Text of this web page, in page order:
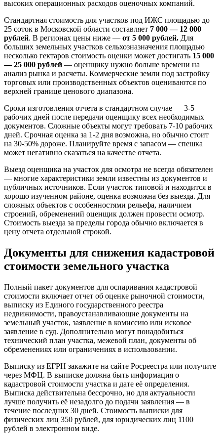
высоких операционных расходов оценочных компаний.
Стандартная стоимость для участков под ИЖС площадью до
25 соток в Московской области составляет 7 000 — 12 000
рублей. В регионах цены ниже — от 5 000 рублей. Для
больших земельных участков сельхозназначения площадью
несколько гектаров стоимость оценки может достигать 15 000
— 25 000 рублей — оценщику нужно больше времени на
анализ рынка и расчеты. Коммерческие земли под застройку
торговых или производственных объектов оцениваются по
верхней границе ценового диапазона.
Сроки изготовления отчета в стандартном случае — 3-5
рабочих дней после передачи оценщику всех необходимых
документов. Сложные объекты могут требовать 7-10 рабочих
дней. Срочная оценка за 1-2 дня возможна, но обычно стоит
на 30-50% дороже. Планируйте время с запасом — спешка
может негативно сказаться на качестве отчета.
Выезд оценщика на участок для осмотра не всегда обязателен
— многие характеристики земли известны из документов и
публичных источников. Если участок типовой и находится в
хорошо изученном районе, оценка возможна без выезда. Для
сложных объектов с особенностями рельефа, наличием
строений, обременений оценщик должен провести осмотр.
Стоимость выезда за пределы города обычно включается в
цену отчета отдельной строкой.
Документы для снижения кадастровой
стоимости земельного участка
Полный пакет документов для оспаривания кадастровой
стоимости включает отчет об оценке рыночной стоимости,
выписку из Единого государственного реестра
недвижимости, правоустанавливающие документы на
земельный участок, заявление в комиссию или исковое
заявление в суд. Дополнительно могут понадобиться
технический план участка, межевой план, документы об
обременениях или ограничениях в использовании.
Выписку из ЕГРН закажите на сайте Росреестра или получите
через МФЦ. В выписке должна быть информация о
кадастровой стоимости участка и дате её определения.
Выписка действительна бессрочно, но для актуальности
лучше получить её незадолго до подачи заявления — в
течение последних 30 дней. Стоимость выписки для
физических лиц 350 рублей, для юридических лиц 1100
рублей в электронном виде.